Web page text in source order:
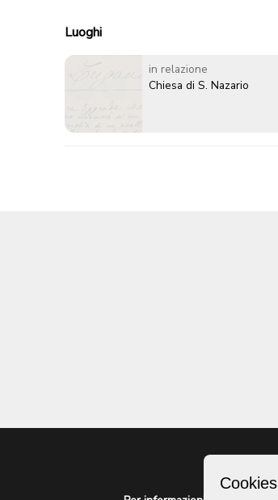
Luoghi
in relazione
Chiesa di S. Nazario
Cookies